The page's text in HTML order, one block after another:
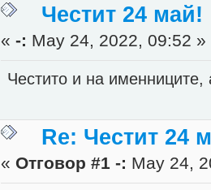
Честит 24 май!
«-: May 24, 2022, 09:52 »
Честито и на
Re: Честит 24
« Отговор #1 -: May 24,